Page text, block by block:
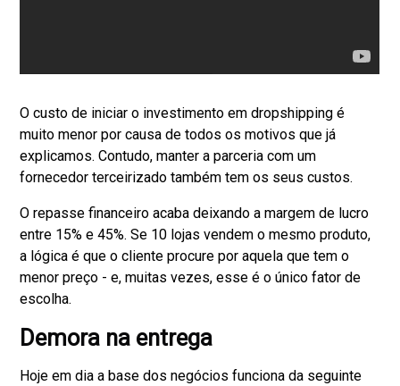
O custo de iniciar o investimento em dropshipping é
muito menor por causa de todos os motivos que já
explicamos. Contudo, manter a parceria com um
fornecedor terceirizado também tem os seus custos.
O repasse financeiro acaba deixando a margem de lucro
entre 15% e 45%. Se 10 lojas vendem o mesmo produto,
a lógica é que o cliente procure por aquela que tem o
menor preço - e, muitas vezes, esse é o único fator de
escolha.
Demora na entrega
Hoje em dia a base dos negócios funciona da seguinte